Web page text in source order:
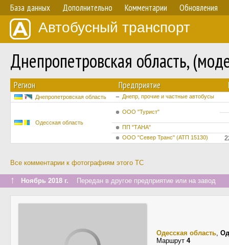
База данных Дополнительно Комментарии Обновления
Автобусный транспорт
Днепропетровская область,
Регион Предприятие
Днепропетровская область Днепр, прочие и частные автобусы
Одесская область
ООО "Турист"
ПП "ТАНА"
ООО "Север Транс" (АТП 15130)
Все комментарии к фотографиям этого ТС
↑ Ноябрь 2018 г. Передан в другое предприятие или на завод
Одесская область,
Маршрут 4